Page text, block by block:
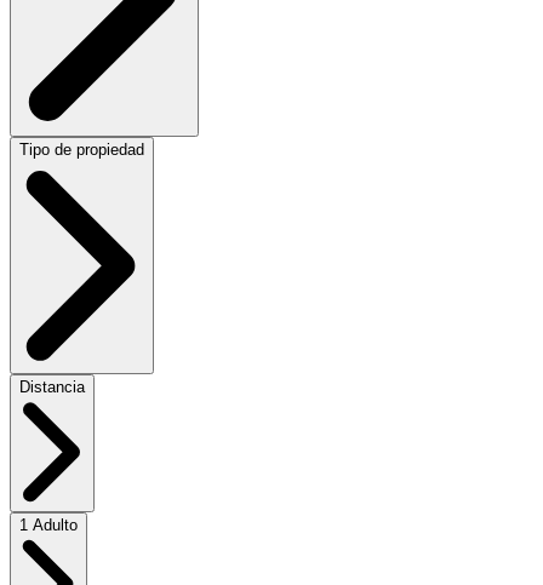
Tipo de propiedad
Distancia
1 Adulto